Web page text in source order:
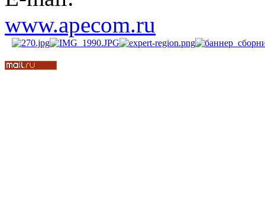
www.apecom.ru